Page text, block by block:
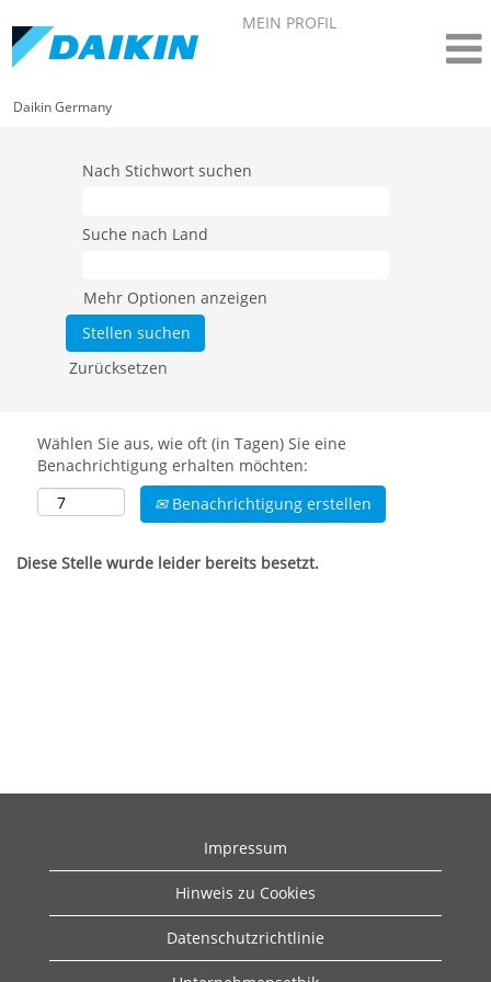
MEIN PROFIL
Daikin Germany
Nach Stichwort suchen
Suche nach Land
Mehr Optionen anzeigen
Zurücksetzen
Wählen Sie aus, wie oft (in Tagen) Sie eine
Benachrichtigung erhalten möchten:
Benachrichtigung erstellen
Diese Stelle wurde leider bereits besetzt.
Impressum
Hinweis zu Cookies
Datenschutzrichtlinie